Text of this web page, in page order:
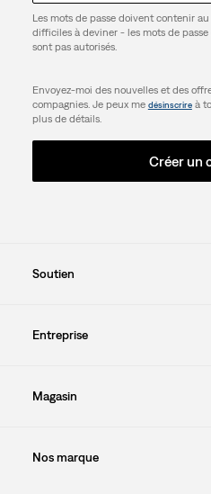
Les mots de passe doivent contenir
difficiles à deviner - les mots de
sont pas autorisés.
Envoyez-moi des nouvelles et des
compagnies. Je peux me désinscrireà
plus de détails.
Créer un
Soutien
Entreprise
Magasin
Nos marque